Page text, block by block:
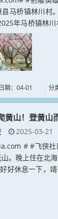
县马桥镇林川村
年马桥镇林
300余亩生态桃
日期：04-01 分
黄山！登黄山
2025-03-21
# #飞侠社
山。晚上住在北
好休息一下，